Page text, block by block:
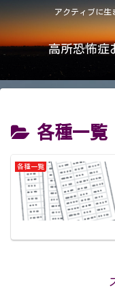
アクティブに
高所恐怖症
各種一覧
各種一覧